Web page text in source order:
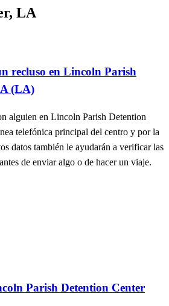
LA
recluso en Lincoln Parish
(LA)
alguien en Lincoln Parish Detention
telefónica principal del centro y por la
datos también le ayudarán a verificar las
de enviar algo o de hacer un viaje.
Parish Detention Center